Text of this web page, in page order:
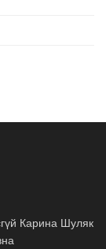
Карина Шуляк